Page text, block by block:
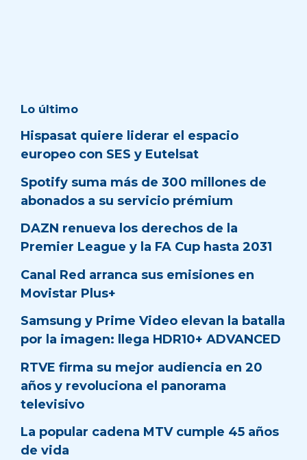
Lo último
Hispasat quiere liderar el espacio
europeo con SES y Eutelsat
Spotify suma más de 300 millones de
abonados a su servicio prémium
DAZN renueva los derechos de la
Premier League y la FA Cup hasta 2031
Canal Red arranca sus emisiones en
Movistar Plus+
Samsung y Prime Video elevan la batalla
por la imagen: llega HDR10+ ADVANCED
RTVE firma su mejor audiencia en 20
años y revoluciona el panorama
televisivo
La popular cadena MTV cumple 45 años
de vida